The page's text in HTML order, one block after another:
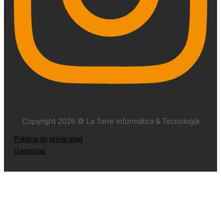
Copyright 2026 © La Torre Informática & Tecnología
Política de privacidad
Garantías